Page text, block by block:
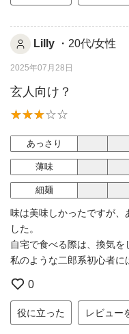
Lilly ・20代/女性
2025年07月28日
玄人向け？
あっさり
薄味
細麺
味は美味しかったですが、
した。
自宅で食べる際は、換気を
私のような二郎系初心者に
0
役に立った レビュー